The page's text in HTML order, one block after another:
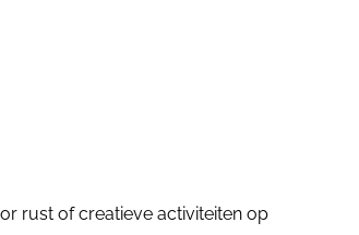
rust of creatieve activiteiten op